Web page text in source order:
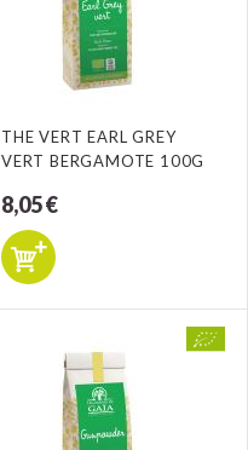
THE VERT EARL GREY
VERT BERGAMOTE 100G
8,05 €